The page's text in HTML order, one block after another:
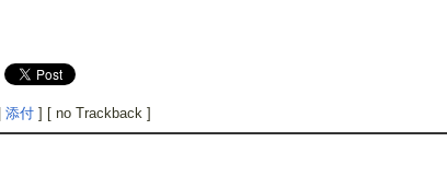
|添付 ] [ no Trackback ]